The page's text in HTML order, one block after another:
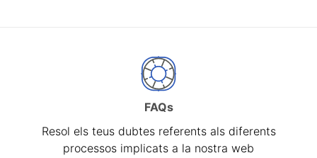
FAQs
Resol els teus dubtes referents als diferents
processos implicats a la nostra web